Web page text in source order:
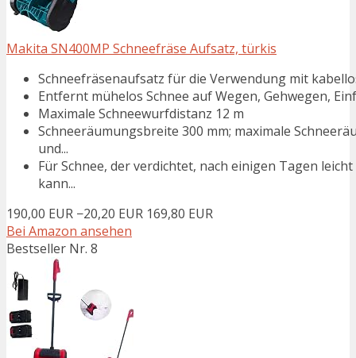
Makita SN400MP Schneefräse Aufsatz, türkis
Schneefräsenaufsatz für die Verwendung mit
Entfernt mühelos Schnee auf Wegen, Gehwegen,
Maximale Schneewurfdistanz 12 m
Schneeräumungsbreite 300 mm; maximale
und...
Für Schnee, der verdichtet, nach einigen Tagen
kann...
190,00 EUR −20,20 EUR 169,80 EUR
Bei Amazon ansehen
Bestseller Nr. 8